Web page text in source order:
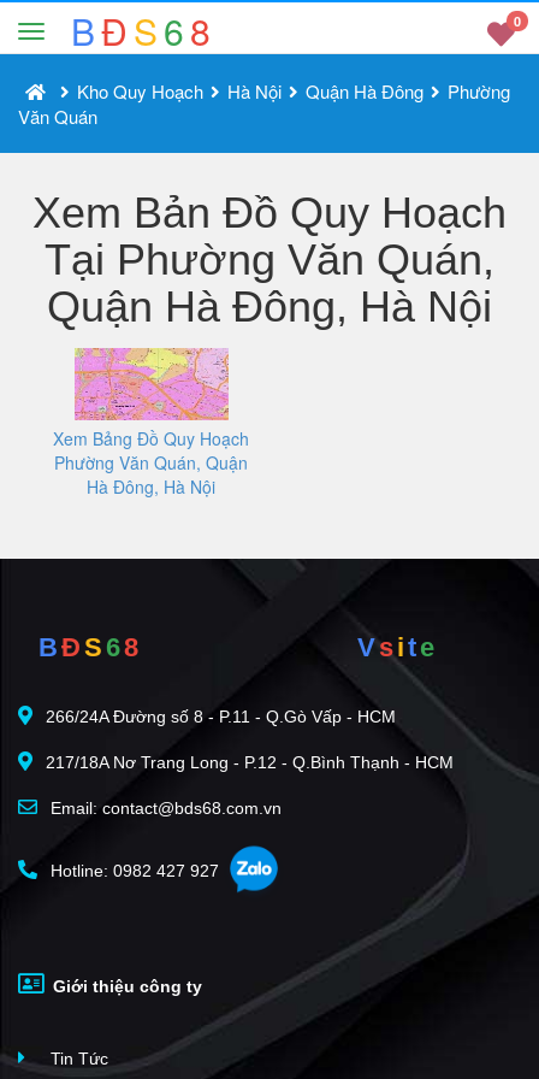
BĐS68 0
Kho Quy Hoạch Hà Nội Quận Hà Đông
Phường
Văn Quán
Xem Bản Đồ Quy Hoạch
Tại Phường Văn Quán,
Quận Hà Đông, Hà Nội
Xem Bảng Đồ Quy Hoạch
Phường Văn Quán, Quận
Hà Đông, Hà Nội
BĐS68 Vsite
266/24A Đường số 8 - P.11 - Q.Gò Vấp - HCM
217/18A Nơ Trang Long - P.12 - Q.Bình Thạnh - HCM
Email: contact@bds68.com.vn
Hotline: 0982 427 927
Giới thiệu công ty
Tin Tức